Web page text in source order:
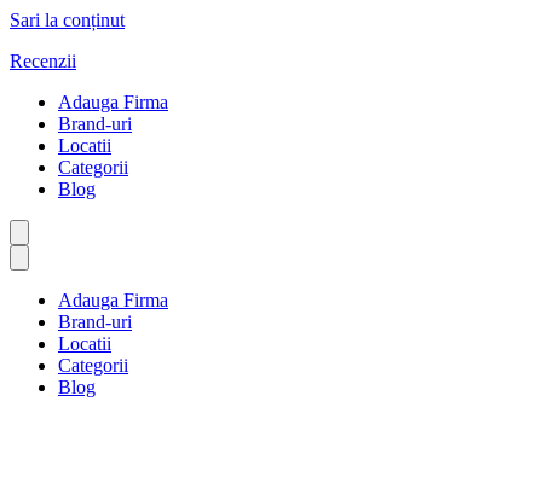
Sari la conținut
Recenzii
Adauga Firma
Brand-uri
Locatii
Categorii
Blog
Adauga Firma
Brand-uri
Locatii
Categorii
Blog